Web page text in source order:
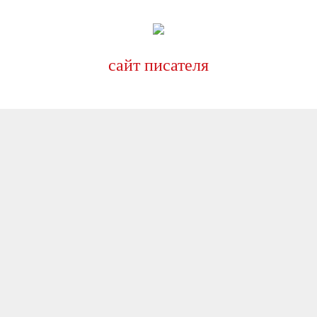
сайт писателя